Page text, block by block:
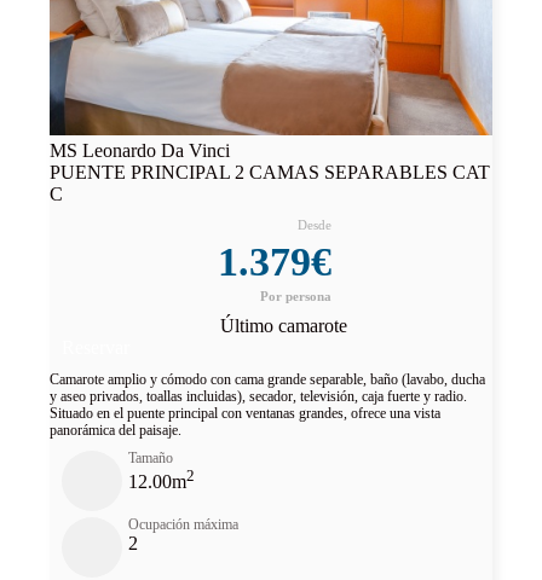
MS Leonardo Da Vinci
PUENTE PRINCIPAL 2 CAMAS SEPARABLES CAT
C
1.379€
Último camarote
Camarote amplio y cómodo con cama grande separable, baño (lavabo, ducha
y aseo privados, toallas incluidas), secador, televisión, caja fuerte y radio.
Situado en el puente principal con ventanas grandes, ofrece una vista
panorámica del paisaje.
Tamaño
12.00m2
Ocupación máxima
2